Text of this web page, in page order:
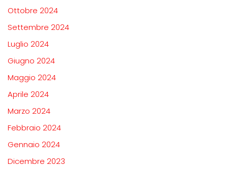
Ottobre 2024
Settembre 2024
Luglio 2024
Giugno 2024
Maggio 2024
Aprile 2024
Marzo 2024
Febbraio 2024
Gennaio 2024
Dicembre 2023